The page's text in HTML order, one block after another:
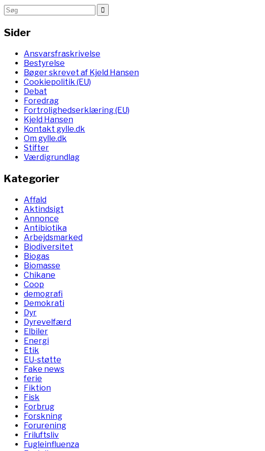
Sider
Ansvarsfraskrivelse
Bestyrelse
Bøger skrevet af Kjeld Hansen
Cookiepolitik (EU)
Debat
Foredrag
Fortrolighedserklæring (EU)
Kjeld Hansen
Kontakt gylle.dk
Om gylle.dk
Stifter
Værdigrundlag
Kategorier
Affald
Aktindsigt
Annonce
Antibiotika
Arbejdsmarked
Biodiversitet
Biogas
Biomasse
Chikane
Coop
demografi
Demokrati
Dyr
Dyrevelfærd
Elbiler
Energi
Etik
EU-støtte
Fake news
ferie
Fiktion
Fisk
Forbrug
Forskning
Forurening
Friluftsliv
Fugleinfluenza